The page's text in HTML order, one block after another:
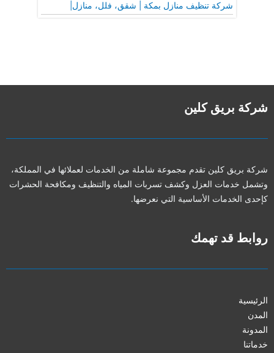
شركة تنظيف منازل بمكة | شقق، فلل، منازل|
شركة بريق كلين
شركة بريق كلين تقدم مجموعة شاملة من الخدمات لعملائها في المملكة،
وتشمل خدمات العزل وكشف تسربات المياه والتنظيف ومكافحة الحشرات
كإحدى الخدمات الأساسية التي نعرضها.
روابط قد تهمك
الرئيسية
المدن
المدونة
خدماتنا